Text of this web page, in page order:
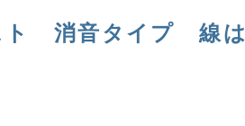
消音タイプ 線は